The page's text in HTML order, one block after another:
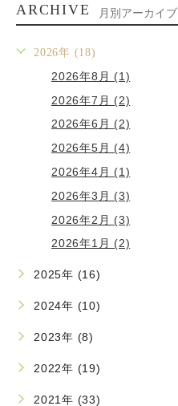
ARCHIVE 月別アーカイブ
2026年 (18)
2026年8月 (1)
2026年7月 (2)
2026年6月 (2)
2026年5月 (4)
2026年4月 (1)
2026年3月 (3)
2026年2月 (3)
2026年1月 (2)
2025年 (16)
2024年 (10)
2023年 (8)
2022年 (19)
2021年 (33)